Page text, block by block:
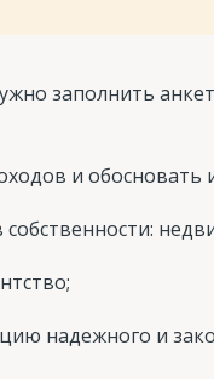
заполнить
и обосновать
надежного и